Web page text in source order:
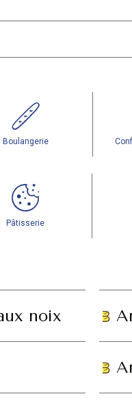
Boulangerie
Pâtisserie
noix